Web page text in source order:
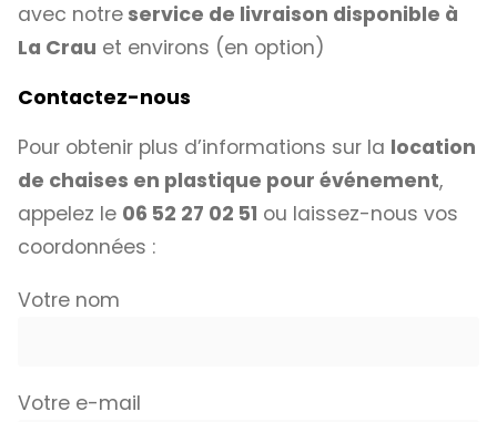
avec notre service de livraison disponible à
La Crau et environs (en option)
Contactez-nous
Pour obtenir plus d’informations sur la location
de chaises en plastique pour événement,
appelez le 06 52 27 02 51 ou laissez-nous vos
coordonnées :
Votre nom
Votre e-mail